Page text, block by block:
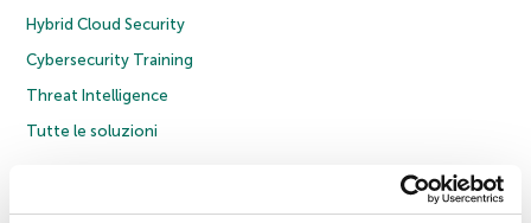
Hybrid Cloud Security
Cybersecurity Training
Threat Intelligence
Tutte le soluzioni
Informativa sulla privacy